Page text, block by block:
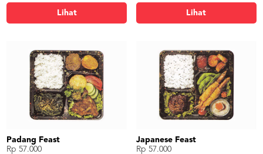
Lihat Lihat
Padang Feast
Rp 57.000
Japanese Feast
Rp 57.000